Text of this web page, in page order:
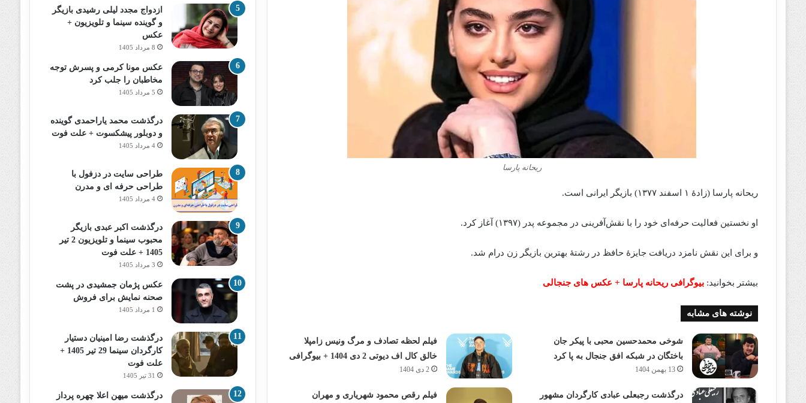
ریحانه پارسا
ریحانه پارسا (زادهٔ ۱ اسفند ۱۳۷۷) بازیگر ایرانی است.
او نخستین فعالیت حرفه‌ای خود را با نقش‌آفرینی در مجموعه پدر (۱۳۹۷) آغاز کرد.
و برای این نقش نامزد دریافت جایزۀ حافظ در رشتهٔ بهترین بازیگر زن درام شد.
بیشتر بخوانید: بیوگرافی ریحانه پارسا + عکس های جنجالی
نوشته های مشابه
شوخی محمدحسین محبی با پیکر جان
باختگان در شبکه افق جنجال به پا کرد
13 بهمن 1404
فیلم لحظه تصادف و مرگ ونیس زامپلا
خالق کال اف دیوتی 2 دی 1404 + بیوگرافی
2 دی 1404
درگذشت رجبعلی عبادی کارگردان مشهور
فیلم رقص محمود شهریاری و مهران
ازدواج مجدد لیلی رشیدی بازیگر
و گوینده سینما و تلویزیون +
عکس
8 مرداد 1405
عکس مونا کرمی و پسرش توجه
مخاطبان را جلب کرد
5 مرداد 1405
درگذشت محمد یاراحمدی گوینده
و دوبلور پیشکسوت + علت فوت
4 مرداد 1405
طراحی سایت در دزفول با
طراحی حرفه‌ ای و مدرن
4 مرداد 1405
درگذشت اکبر عبدی بازیگر
محبوب سینما و تلویزیون 2 تیر
1405 + علت فوت
3 مرداد 1405
عکس پژمان جمشیدی در پشت
صحنه نمایش برای فروش
1 مرداد 1405
درگذشت رضا امینیان دستیار
کارگردان سینما 29 تیر 1405 +
علت فوت
31 تیر 1405
درگذشت میهن اعلا چهره پرداز